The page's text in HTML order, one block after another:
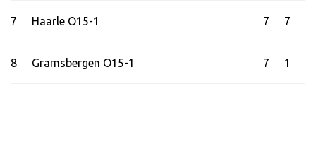
7 Haarle O15-1 7 7
8 Gramsbergen O15-1 7 1